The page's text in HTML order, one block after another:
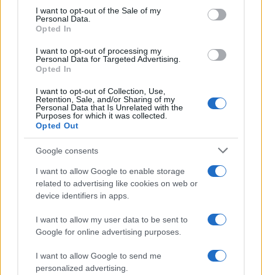
consent section.
I want to opt-out of the Sale of my
Personal Data.
Opted In
I want to opt-out of processing my
Personal Data for Targeted Advertising.
Opted In
I want to opt-out of Collection, Use,
Retention, Sale, and/or Sharing of my
Personal Data that Is Unrelated with the
Purposes for which it was collected.
Opted Out
Google consents
I want to allow Google to enable storage
related to advertising like cookies on web or
device identifiers in apps.
I want to allow my user data to be sent to
Google for online advertising purposes.
I want to allow Google to send me
personalized advertising.
Σχολίασε εδώ
50 /50
Υποβολή σχολίου
Όροι Χρήσης. Το site προστατεύεται από reCAPTCHA, ισχύουν
Πολιτική Απορρήτου&Όροι Χρήσηςτης Google.
Κόσμος
ΟΜΠΡΕΛΕΣ
ΠΑΡΑΛΙΑ ΣΑΡΔΗΝΙΑ
Ακολουθήστε το Νewsit.gr στο